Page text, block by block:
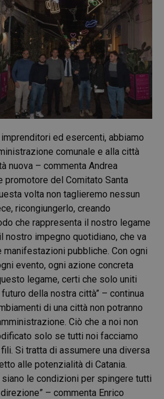
ed esercenti, abbiamo
comunale e alla città
nuova – commenta Andrea
promotore del Comitato Santa
volta non taglieremo nessun
ricongiungerlo, creando
che rappresenta il nostro legame
nostro impegno quotidiano, che va
pubbliche. Con ogni
evento, ogni azione concreta
legame, certi che solo uniti
della nostra città” – continua
di una città non potranno
Ciò che a noi non
solo se tutti noi facciamo
Si tratta di assumere una diversa
alle potenzialità di Catania.
le condizioni per spingere tutti
– commenta Enrico